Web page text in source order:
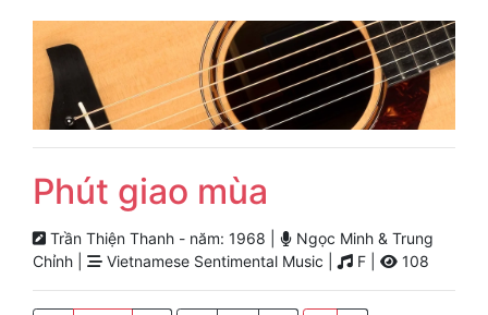
Phút giao mùa
Trần Thiện Thanh - năm: 1968 |
Ngọc Minh & Trung
Chỉnh |
Vietnamese Sentimental Music | F | 108